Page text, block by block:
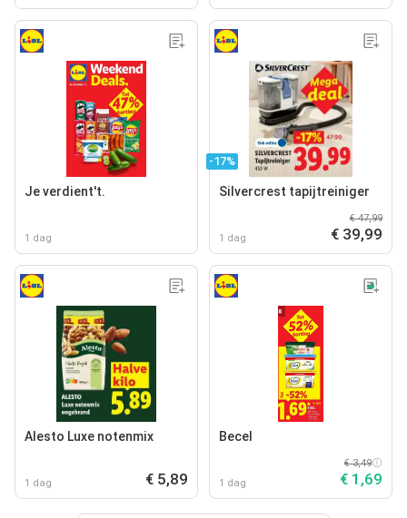
Je verdient't.
1 dag
-17%
Silvercrest tapijtreiniger
1 dag
€ 47,99
€ 39,99
Alesto Luxe notenmix
1 dag € 5,89
Becel
1 dag
€ 3,49
€ 1,69